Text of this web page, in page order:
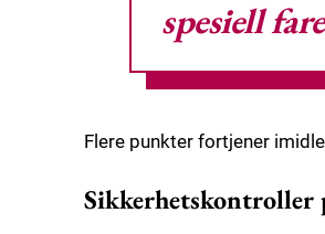
spesiell
Flere punkter fortjener
Sikkerhetskontroller